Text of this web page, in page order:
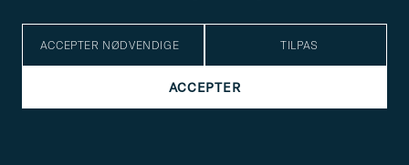
LIVSSTIL
Sådan kommer du i gang med
løbetræning!
ACCEPTER NØDVENDIGE TILPAS
ACCEPTER